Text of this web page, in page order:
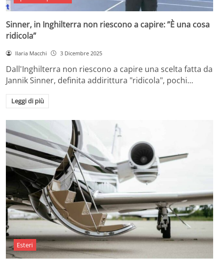
Sinner, in Inghilterra non riescono a capire: ”È una cosa
ridicola”
Ilaria Macchi 3 Dicembre 2025
Dall'Inghilterra non riescono a capire una scelta fatta da
Jannik Sinner, definita addirittura "ridicola", pochi…
Leggi di più
Esteri